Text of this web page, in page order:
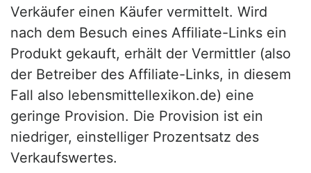
Verkäufer einen Käufer vermittelt. Wird
nach dem Besuch eines Affiliate-Links ein
Produkt gekauft, erhält der Vermittler (also
der Betreiber des Affiliate-Links, in diesem
Fall also lebensmittellexikon.de) eine
geringe Provision. Die Provision ist ein
niedriger, einstelliger Prozentsatz des
Verkaufswertes.